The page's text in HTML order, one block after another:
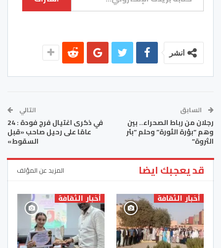
انشر
السابق
رجلان من رباط الصحراء.. بين
وهم “بؤرة الثورة” وحلم “بئر
الثروة”
التالي
في ذكرى اغتيال فرج فودة : 24
عامًا على رحيل صاحب «قبل
السقوط»
قد يعجبك ايضا المزيد عن المؤلف
أخبار الثقافة أخبار الثقافة